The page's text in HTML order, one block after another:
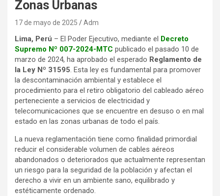
Zonas Urbanas
17 de mayo de 2025 Adm
Lima, Perú – El Poder Ejecutivo, mediante el Decreto
Supremo Nº 007-2024-MTC publicado el pasado 10 de
marzo de 2024, ha aprobado el esperado Reglamento de
la Ley Nº 31595. Esta ley es fundamental para promover
la descontaminación ambiental y establece el
procedimiento para el retiro obligatorio del cableado aéreo
perteneciente a servicios de electricidad y
telecomunicaciones que se encuentre en desuso o en mal
estado en las zonas urbanas de todo el país.
La nueva reglamentación tiene como finalidad primordial
reducir el considerable volumen de cables aéreos
abandonados o deteriorados que actualmente representan
un riesgo para la seguridad de la población y afectan el
derecho a vivir en un ambiente sano, equilibrado y
estéticamente ordenado.